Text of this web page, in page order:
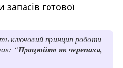
запасів готової
ключовий принцип роботи
“Працюйте як черепаха,